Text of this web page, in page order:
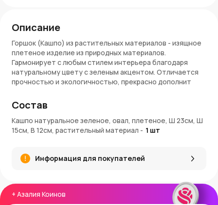
+ Азалия Коинов
Описание
Горшок (Кашпо) из растительных материалов - изящное
плетеное изделие из природных материалов.
Гармонирует с любым стилем интерьера благодаря
натуральному цвету с зеленым акцентом. Отличается
прочностью и экологичностью, прекрасно дополнит
Особенности:
Диаметр: 23 х 15 см
Высота: 12 см
Материал: растительный
Цвет: натуральный с зеленым акцентом
подарок
Заказ и доставка:
Состав
Кашпо натуральное зеленое, овал, плетеное, Ш 23см, Ш
15см, В 12см, растительный материал - 1 шт
Информация для покупателей